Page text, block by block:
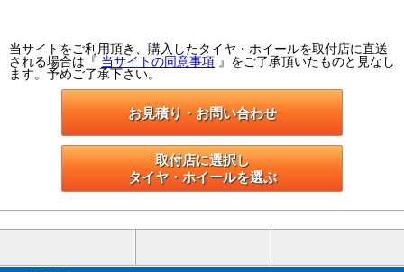
当サイトをご利用頂き、購入したタイヤ・ホイールを取付店に直送
される場合は『 当サイトの同意事項 』をご了承頂いたものと見なし
ます。予めご了承下さい。
お見積り・お問い合わせ
取付店に選択し
タイヤ・ホイールを選ぶ